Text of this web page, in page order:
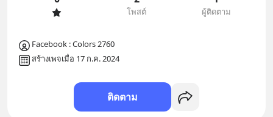
โพสต์ ผู้ติดตาม
Facebook : Colors 2760
สร้างเพจเมื่อ 17 ก.ค. 2024
ติดตาม